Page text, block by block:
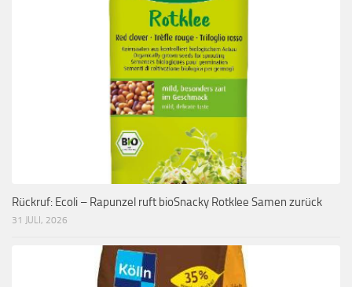
Rückruf: Ecoli – Rapunzel ruft bioSnacky Rotklee Samen zurück
31 JULI, 2026